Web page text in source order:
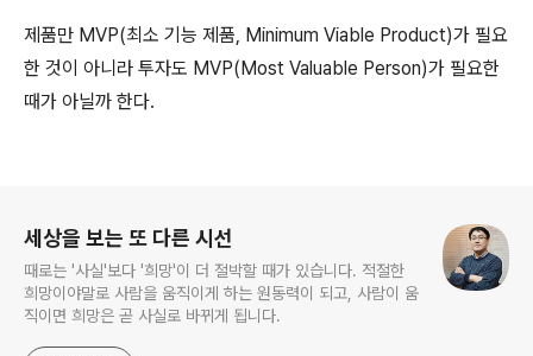
제품만 MVP(최소 기능 제품, Minimum Viable Product)가 필요
한 것이 아니라 투자도 MVP(Most Valuable Person)가 필요한
때가 아닐까 한다.
세상을 보는 또 다른 시선
때로는 '사실'보다 '희망'이 더 절박할 때가 있습니다. 적절한
희망이야말로 사람을 움직이게 하는 원동력이 되고, 사람이 움
직이면 희망은 곧 사실로 바뀌게 됩니다.